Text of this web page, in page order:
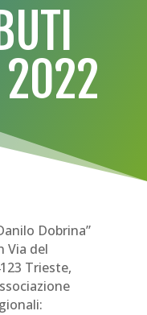
2022
Dobrina”
Via del
Trieste,